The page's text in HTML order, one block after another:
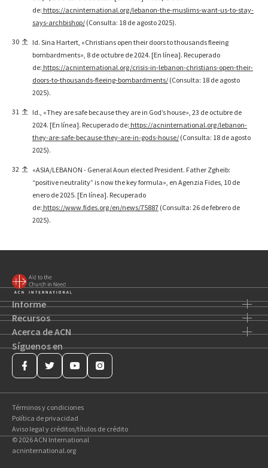
de: https://acninternational.org/lebanon-the-muslims-want-us-to-stay-
says-archbishop/ (Consulta: 18 de agosto 2025).
30
Id. Sina Hartert, «Christians open their doors to thousands fleeing
bombardments», 8 de octubre de 2024. [En línea]. Recuperado
de: https://acninternational.org/crisis-in-lebanon-christians-open-their-
doors-to-thousands-fleeing-bombardments/ (Consulta: 18 de agosto
2025).
31
Id., «They are safe because they are in God’s house», 23 de octubre de
2024. [En línea]. Recuperado de: https://acninternational.org/lebanon-
they-are-safe-because-they-are-in-gods-house/ (Consulta: 18 de agosto
2025).
32
«ASIA/LEBANON - General Aoun elected President. Father Zgheib:
“positive neutrality” is now the key formula», en Agenzia Fides, 10 de
enero de 2025. [En línea]. Recuperado
de: https://www.fides.org/en/news/75887 (Consulta: 26 de febrero de
2025).
Informe
Recursos
Acerca de ACN
Síguenos en
acninternational.org
Términos y condiciones
Política de privacidad
Aviso legal y créditos/títulos de crédito
© 2026 ACN International